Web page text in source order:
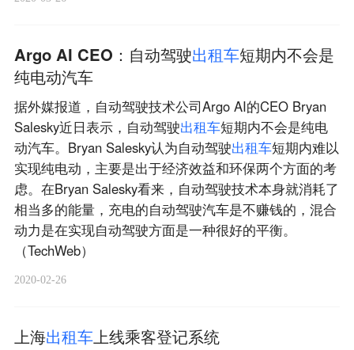
Argo AI CEO：自动驾驶出租车短期内不会是
纯电动汽车
据外媒报道，自动驾驶技术公司Argo AI的CEO Bryan
Salesky近日表示，自动驾驶出租车短期内不会是纯电
动汽车。Bryan Salesky认为自动驾驶出租车短期内难以
实现纯电动，主要是出于经济效益和环保两个方面的考
虑。在Bryan Salesky看来，自动驾驶技术本身就消耗了
相当多的能量，充电的自动驾驶汽车是不赚钱的，混合
动力是在实现自动驾驶方面是一种很好的平衡。
（TechWeb）
2020-02-26
上海出租车上线乘客登记系统